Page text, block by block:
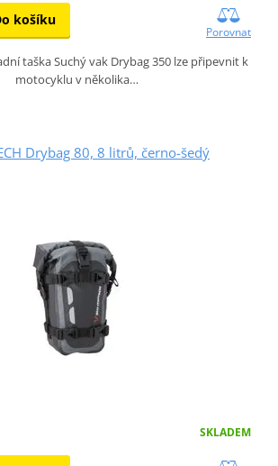
košíku
Porovnat
taška Suchý vak Drybag 350 lze připevnit k
motocyklu v několika…
Drybag 80, 8 litrů, černo-šedý
SKLADEM